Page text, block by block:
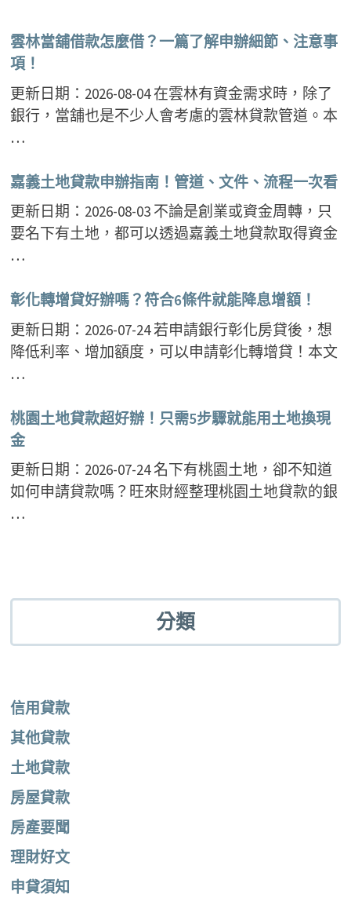
雲林當舖借款怎麼借？一篇了解申辦細節、注意事
項！
更新日期：2026-08-04 在雲林有資金需求時，除了
銀行，當舖也是不少人會考慮的雲林貸款管道。本
…
嘉義土地貸款申辦指南！管道、文件、流程一次看
更新日期：2026-08-03 不論是創業或資金周轉，只
要名下有土地，都可以透過嘉義土地貸款取得資金
…
彰化轉增貸好辦嗎？符合6條件就能降息增額！
更新日期：2026-07-24 若申請銀行彰化房貸後，想
降低利率、增加額度，可以申請彰化轉增貸！本文
…
桃園土地貸款超好辦！只需5步驟就能用土地換現
金
更新日期：2026-07-24 名下有桃園土地，卻不知道
如何申請貸款嗎？旺來財經整理桃園土地貸款的銀
…
分類
信用貸款
其他貸款
土地貸款
房屋貸款
房產要聞
理財好文
申貸須知